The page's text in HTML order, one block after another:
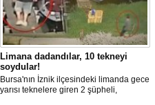
Limana dadandılar, 10 tekneyi
soydular!
Bursa'nın İznik ilçesindeki limanda gece
yarısı teknelere giren 2 şüpheli,